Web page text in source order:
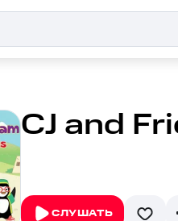
CJ and
СЛУШАТЬ